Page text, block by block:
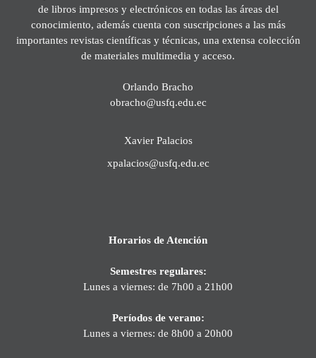
de libros impresos y electrónicos en todas las áreas del
conocimiento, además cuenta con suscripciones a las más
importantes revistas científicas y técnicas, una extensa colección
de materiales multimedia y acceso.
Orlando Bracho
obracho@usfq.edu.ec
Xavier Palacios
xpalacios@usfq.edu.ec
Horarios de Atención
Semestres regulares:
Lunes a viernes: de 7h00 a 21h00
Períodos de verano:
Lunes a viernes: de 8h00 a 20h00